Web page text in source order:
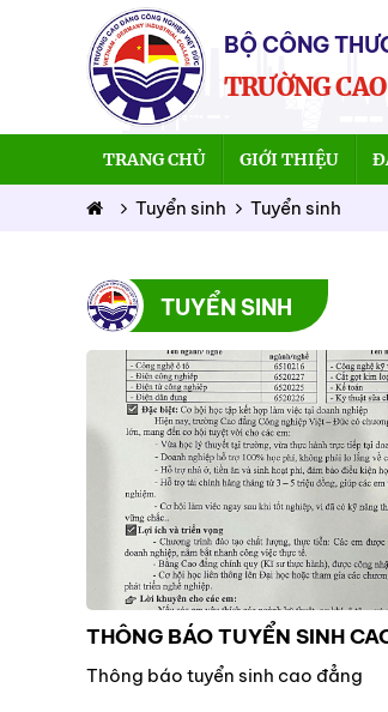
BỘ CÔNG
TRƯỜNG
TRANG CHỦ GIỚI THIỆU
Tuyển sinh Tuyển sinh
TUYỂN SINH
THÔNG BÁO TUYỂN SINH
Thông báo tuyển sinh cao đẳng